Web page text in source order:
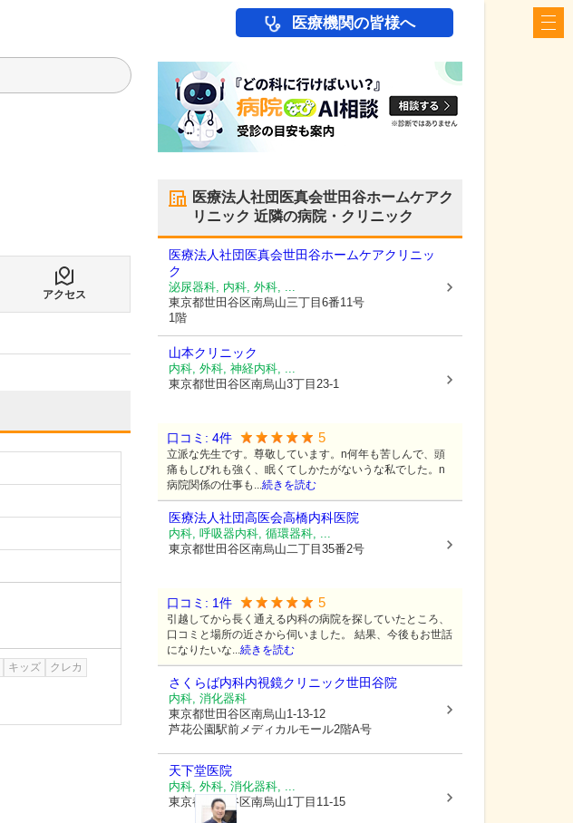
医療機関の皆様へ
アクセス
キッズ
クレカ
医療法人社団医真会世田谷ホームケアク
リニック 近隣の病院・クリニック
医療法人社団医真会世田谷ホームケアクリニッ
ク
泌尿器科, 内科, 外科, ...
東京都世田谷区南烏山三丁目6番11号
1階
山本クリニック
内科, 外科, 神経内科, ...
東京都世田谷区南烏山3丁目23-1
口コミ: 4件 5
立派な先生です。尊敬しています。n何年も苦しんで、頭
痛もしびれも強く、眠くてしかたがないうな私でした。n
病院関係の仕事も...続きを読む
医療法人社団高医会高橋内科医院
内科, 呼吸器内科, 循環器科, ...
東京都世田谷区南烏山二丁目35番2号
口コミ: 1件 5
引越してから長く通える内科の病院を探していたところ、
口コミと場所の近さから伺いました。 結果、今後もお世話
になりたいな...続きを読む
さくらば内科内視鏡クリニック世田谷院
内科, 消化器科
東京都世田谷区南烏山1-13-12
芦花公園駅前メディカルモール2階A号
天下堂医院
内科, 外科, 消化器科, ...
東京都世田谷区南烏山1丁目11-15